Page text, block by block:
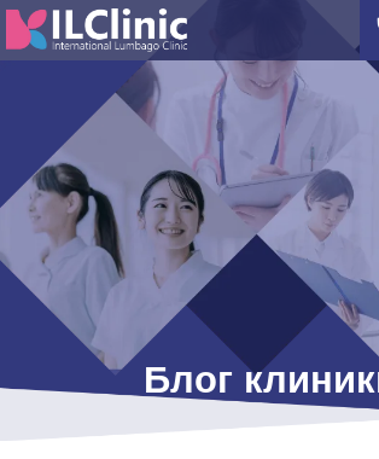
WhatsApp
Визуальная
диагностика
ГЛАВНАЯ СТРАНИЦА
СЕЛЛГЕЛЬ-ТЕРАПИЯ
МЕЖПОЗВОНОЧНАЯ ГРЫЖА – ПРИЧИНЫ
ЛЕЧЕНИЯ
Блог